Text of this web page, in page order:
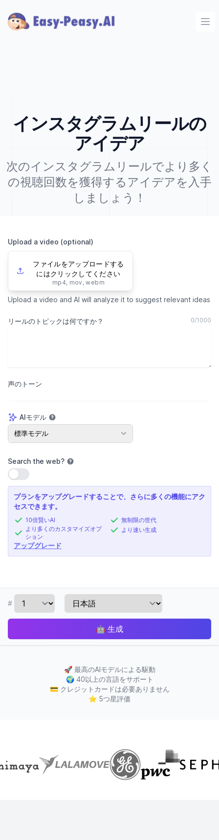
インスタグラムリールの
アイデア
次のインスタグラムリールでより多く
の視聴回数を獲得するアイデアを入手
しましょう！
Upload a video (optional)
ファイルをアップロードする
にはクリックしてください
mp4, mov, webm
Upload a video and AI will analyze it to suggest relevant ideas
リールのトピックは何ですか？ 0/1000
声のトーン
AIモデル
AIモデル
標準モデル
Search the web?
設定を使用
プランをアップグレードすることで、さらに多くの機能にアク
セスできます。
10倍賢いAI
より多くのカスタマイズオプ
ション
無制限の世代
より速い生成
アップグレード
#
🤖 生成
🚀 最高のAIモデルによる駆動
🌍 40以上の言語をサポート
💳 クレジットカードは必要ありません
⭐ 5つ星評価